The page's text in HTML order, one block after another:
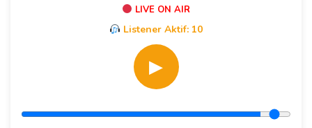
LIVE ON AIR
Listener Aktif: 10
▶